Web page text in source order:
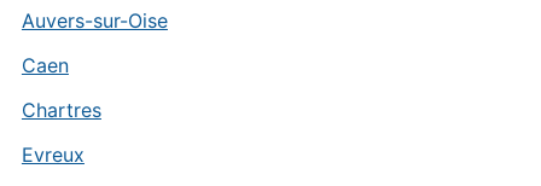
Auvers-sur-Oise
Caen
Chartres
Evreux